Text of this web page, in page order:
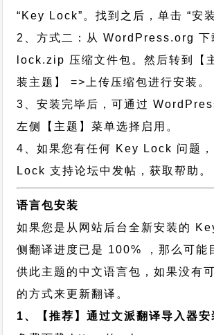
“Key Lock”。找到之后，单击 “安
2、方式二：从 WordPress.org
lock.zip 压缩文件包。然后转到【
装主题】 =>上传压缩包进行安装。
3、安装完毕后，可通过
左侧【主题】菜单选择启用。
4、如果您有任何 Key Lock 问题
Lock 支持论坛中发帖，获取帮助。
语言包安装
如果您是从网站后台全新安装的
侧翻译进度已是 100% ，那么可能
供此主题的中文语言包，如果没有
的方式来更新翻译。
1、【推荐】通过文派翻译导入器安